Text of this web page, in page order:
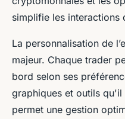
simplifie les interactions
La personnalisation de
majeur. Chaque trader
bord selon ses
graphiques et outils qu'il
permet une gestion